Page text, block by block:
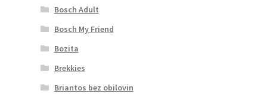
Bosch Adult
Bosch My Friend
Bozita
Brekkies
Briantos bez obilovin